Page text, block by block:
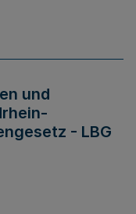
und
- LBG